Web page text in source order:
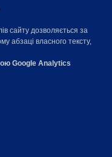
сайту дозволяється за
абзаці власного тексту,
Google Analytics